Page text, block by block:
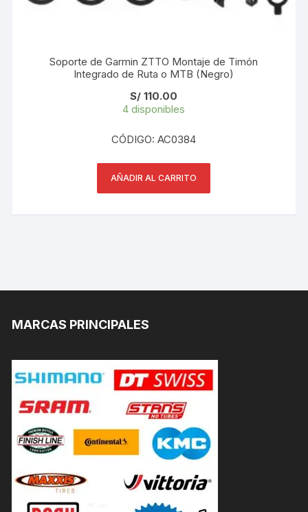
Soporte de Garmin ZTTO Montaje de Timón
Integrado de Ruta o MTB (Negro)
S/ 110.00
4 disponibles
CÓDIGO: AC0384
AÑADIR AL CARRITO
MARCAS PRINCIPALES